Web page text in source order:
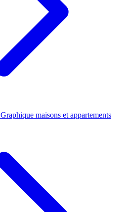
Graphique maisons et appartements